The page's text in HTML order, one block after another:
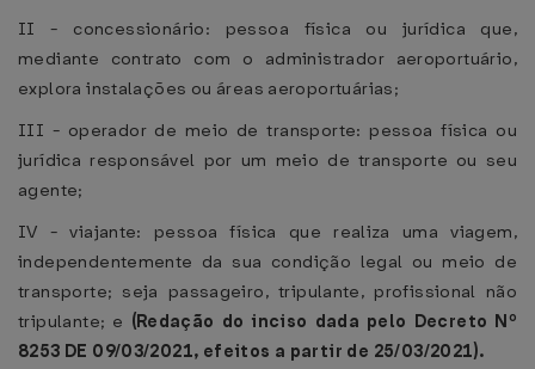
II - concessionário: pessoa física ou jurídica que,
mediante contrato com o administrador aeroportuário,
explora instalações ou áreas aeroportuárias;
III - operador de meio de transporte: pessoa física ou
jurídica responsável por um meio de transporte ou seu
agente;
IV - viajante: pessoa física que realiza uma viagem,
independentemente da sua condição legal ou meio de
transporte; seja passageiro, tripulante, profissional não
tripulante; e (Redação do inciso dada pelo Decreto Nº
8253 DE 09/03/2021, efeitos a partir de 25/03/2021).